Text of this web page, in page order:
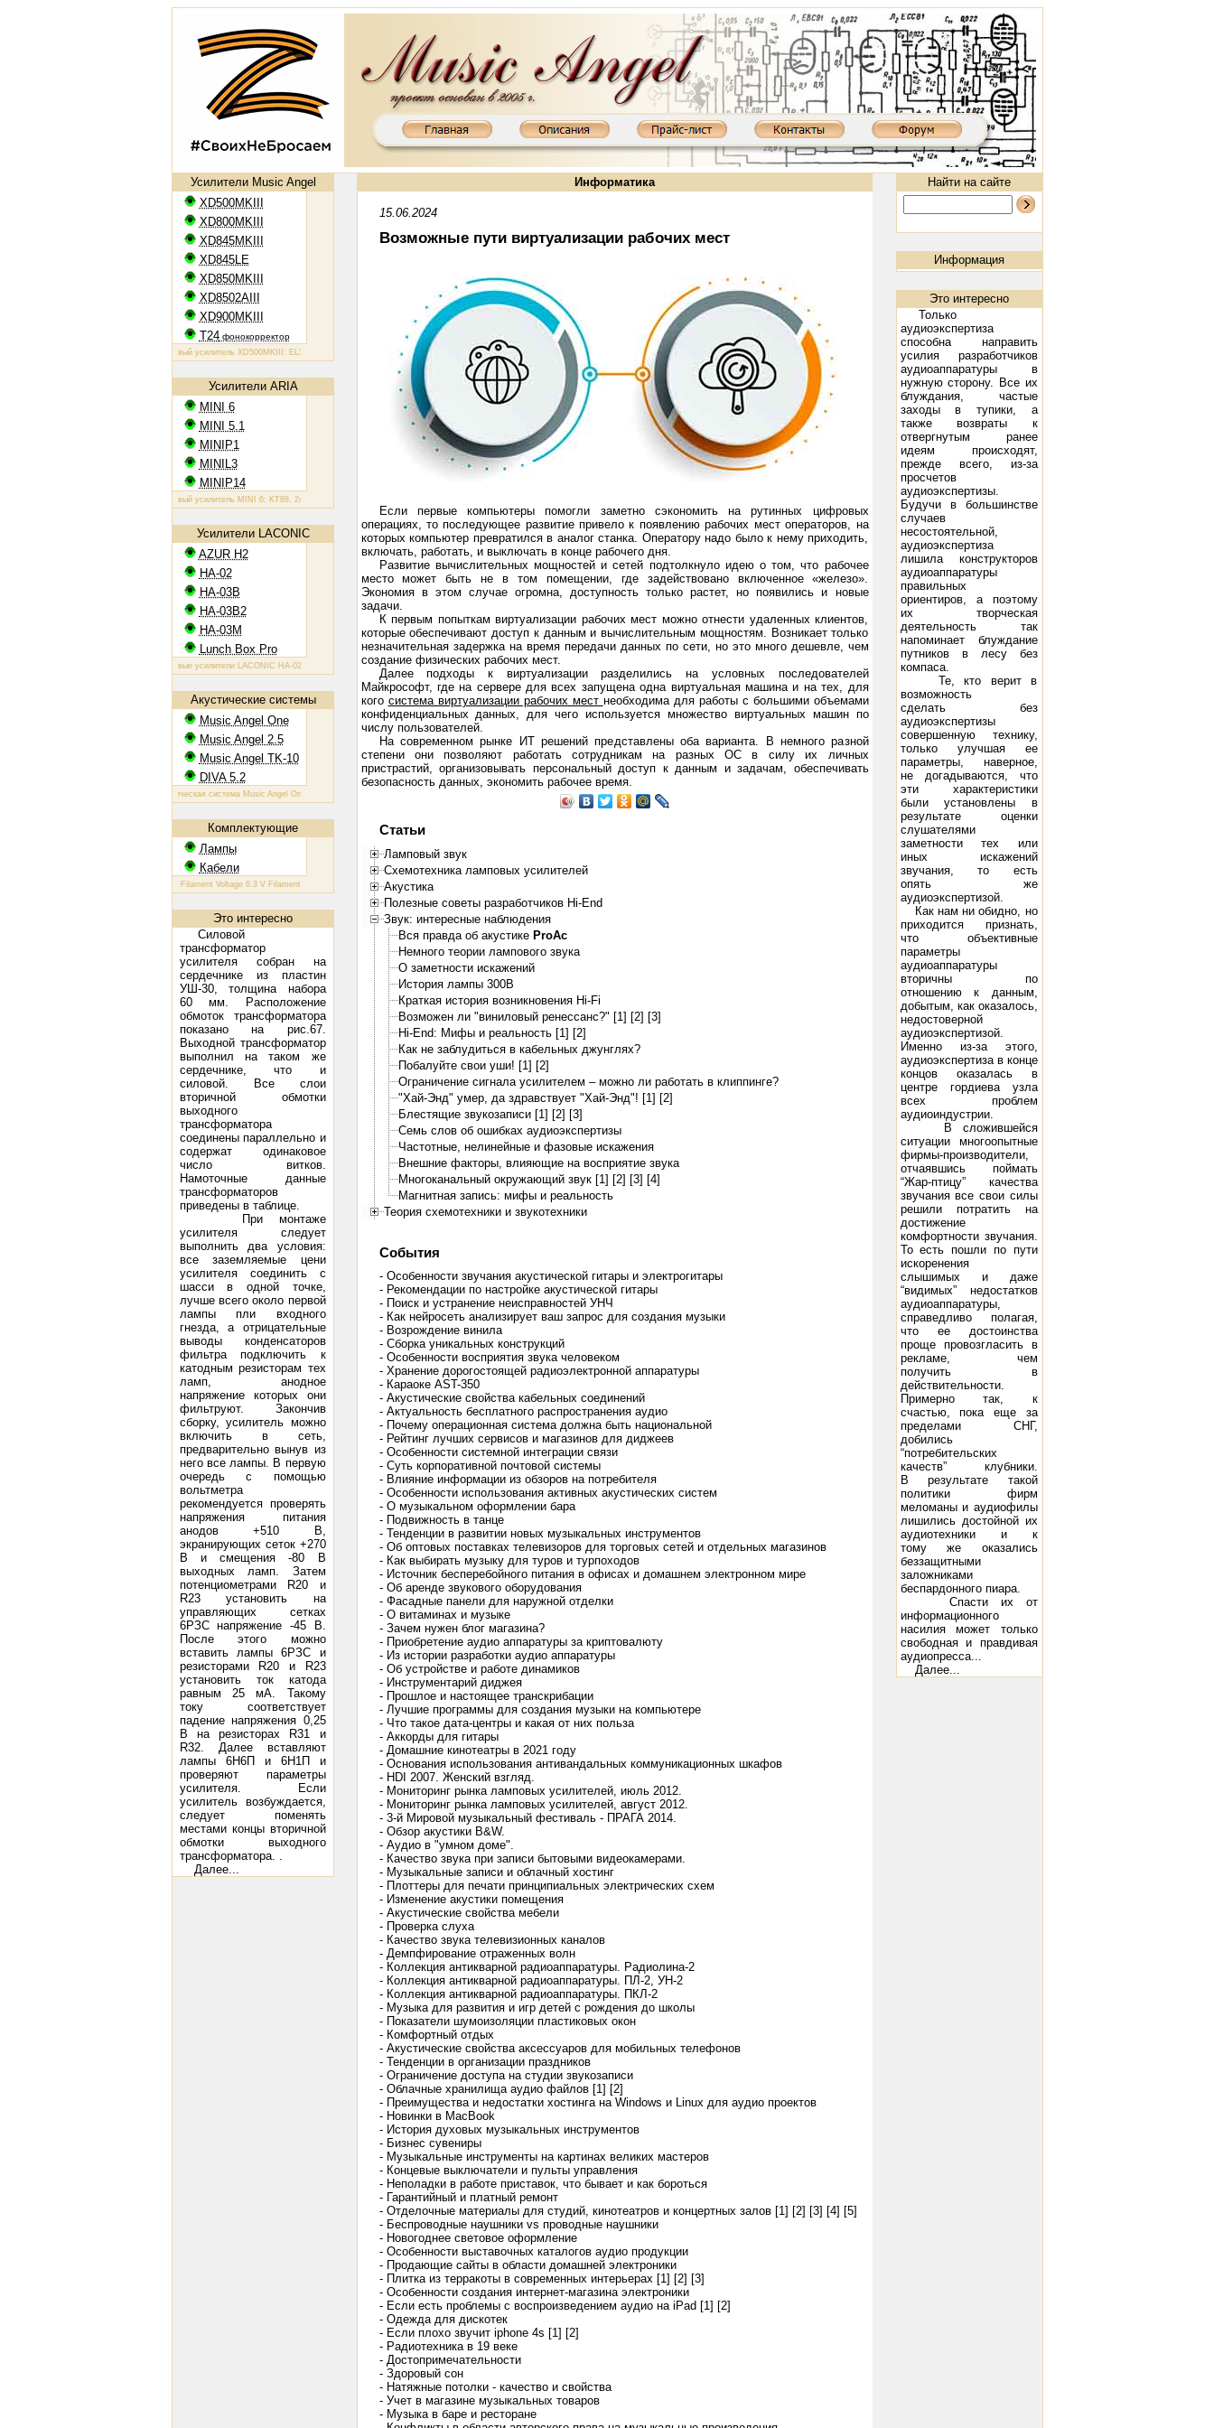
Усилители Music Angel
XD500MKIII
XD800MKIII
XD845MKIII
XD845LE
XD850MKIII
XD8502AIII
XD900MKIII
T24фонокорректор
Ламповый усилитель XD500MKIII: EL34, 2х50 Вт Ламповый усилитель XD800MKIII: KT88, 2х65 ВтЛамповый усилитель XD845MKIII: 845, 2х20 Вт Ламповый усилитель XD850MKIII: 300B, 2х9 Вт Ламповый усилитель XD8502AIII: 300B, 2х9 Вт
Усилители ARIA
MINI 6
MINI 5.1
MINIP1
MINIL3
MINIP14
Ламповый усилитель MINI 6: KT88, 2х60 Вт
Усилители LACONIC
AZUR H2
HA-02
HA-03B
HA-03B2
HA-03M
Lunch Box Pro
Ламповые усилители LACONIC HA-02,03B/B2/M: 6N6P, 2х1,2 Вт на 300 Ом
Акустические системы
Music Angel One
Music Angel 2.5
Music Angel TK-10
DIVA 5.2
Акустическая система Music Angel One: 20 - 100 Вт, 38 Гц - 30 кГц, 86 Дб/Вт/м Акустическая система Music Angel 2.5: 20 - 200 Вт, 20 Гц - 30 кГц, 86 Дб/Вт/м Акустическая система Music Angel TK-10: 10 - 250 Вт, 45 Гц - 22 кГц, 8 Ом, 97 дБ/Вт/м
Комплектующие
Лампы
Кабели
КТ 88: Filament Voltage 6.3 V Filament Current 1.6 A Plate Voltage (max) 800 V Plate Current (max) 230 mA Plate Dissipation (max) 40 W 845: D.C. Plate Voltage 1250 D.C. Grid Voltage -98 Peak A.F. Grid Voltage 93 D.C. Plate Current (ma.) 95 Power Output (watts) 15 21
Это интересно
Силовой
трансформатор
усилителя собран на
сердечнике из пластин
УШ-30, толщина набора
60 мм. Расположение
обмоток трансформатора
показано на рис.67.
Выходной трансформатор
выполнил на таком же
сердечнике, что и
силовой. Все слои
вторичной обмотки
выходного
трансформатора
соединены параллельно и
содержат одинаковое
число витков.
Намоточные данные
трансформаторов
приведены в таблице.
При монтаже
усилителя следует
выполнить два условия:
все заземляемые цени
усилителя соединить с
шасси в одной точке,
лучше всего около первой
лампы пли входного
гнезда, а отрицательные
выводы конденсаторов
фильтра подключить к
катодным резисторам тех
ламп, анодное
напряжение которых они
фильтруют. Закончив
сборку, усилитель можно
включить в сеть,
предварительно вынув из
него все лампы. В первую
очередь с помощью
вольтметра
рекомендуется проверять
напряжения питания
анодов +510 В,
экранирующих сеток +270
В и смещения -80 В
выходных ламп. Затем
потенциометрами R20 и
R23 установить на
управляющих сетках
6РЗС напряжение -45 В.
После этого можно
вставить лампы 6РЗС и
резисторами R20 и R23
установить ток катода
равным 25 мА. Такому
току соответствует
падение напряжения 0,25
В на резисторах R31 и
R32. Далее вставляют
лампы 6Н6П и 6Н1П и
проверяют параметры
усилителя. Если
усилитель возбуждается,
следует поменять
местами концы вторичной
обмотки выходного
трансформатора. .
Далее...
Информатика
15.06.2024
Возможные пути виртуализации рабочих мест
Если первые компьютеры помогли заметно сэкономить на рутинных цифровых
операциях, то последующее развитие привело к появлению рабочих мест операторов, на
которых компьютер превратился в аналог станка. Оператору надо было к нему приходить,
включать, работать, и выключать в конце рабочего дня.
Развитие вычислительных мощностей и сетей подтолкнуло идею о том, что рабочее
место может быть не в том помещении, где задействовано включенное «железо».
Экономия в этом случае огромна, доступность только растет, но появились и новые
задачи.
К первым попыткам виртуализации рабочих мест можно отнести удаленных клиентов,
которые обеспечивают доступ к данным и вычислительным мощностям. Возникает только
незначительная задержка на время передачи данных по сети, но это много дешевле, чем
создание физических рабочих мест.
Далее подходы к виртуализации разделились на условных последователей
Майкрософт, где на сервере для всех запущена одна виртуальная машина и на тех, для
кого система виртуализации рабочих мест необходима для работы с большими объемами
конфиденциальных данных, для чего используется множество виртуальных машин по
числу пользователей.
На современном рынке ИТ решений представлены оба варианта. В немного разной
степени они позволяют работать сотрудникам на разных ОС в силу их личных
пристрастий, организовывать персональный доступ к данным и задачам, обеспечивать
безопасность данных, экономить рабочее время.
Статьи
Ламповый звук
Схемотехника ламповых усилителей
Акустика
Полезные советы разработчиков Hi-End
Звук: интересные наблюдения
Вся правда об акустике ProAc
Немного теории лампового звука
О заметности искажений
История лампы 300B
Краткая история возникновения Hi-Fi
Возможен ли "виниловый ренессанс?" [1] [2] [3]
Hi-End: Мифы и реальность [1] [2]
Как не заблудиться в кабельных джунглях?
Побалуйте свои уши! [1] [2]
Ограничение сигнала усилителем – можно ли работать в клиппинге?
"Хай-Энд" умер, да здравствует "Хай-Энд"! [1] [2]
Блестящие звукозаписи [1] [2] [3]
Семь слов об ошибках аудиоэкспертизы
Частотные, нелинейные и фазовые искажения
Внешние факторы, влияющие на восприятие звука
Многоканальный окружающий звук [1] [2] [3] [4]
Магнитная запись: мифы и реальность
Теория схемотехники и звукотехники
События
- Особенности звучания акустической гитары и электрогитары
- Рекомендации по настройке акустической гитары
- Поиск и устранение неисправностей УНЧ
- Как нейросеть анализирует ваш запрос для создания музыки
- Возрождение винила
- Сборка уникальных конструкций
- Особенности восприятия звука человеком
- Хранение дорогостоящей радиоэлектронной аппаратуры
- Караоке AST-350
- Акустические свойства кабельных соединений
- Актуальность бесплатного распространения аудио
- Почему операционная система должна быть национальной
- Рейтинг лучших сервисов и магазинов для диджеев
- Особенности системной интеграции связи
- Суть корпоративной почтовой системы
- Влияние информации из обзоров на потребителя
- Особенности использования активных акустических систем
- О музыкальном оформлении бара
- Подвижность в танце
- Тенденции в развитии новых музыкальных инструментов
- Об оптовых поставках телевизоров для торговых сетей и отдельных магазинов
- Как выбирать музыку для туров и турпоходов
- Источник бесперебойного питания в офисах и домашнем электронном мире
- Об аренде звукового оборудования
- Фасадные панели для наружной отделки
- О витаминах и музыке
- Зачем нужен блог магазина?
- Приобретение аудио аппаратуры за криптовалюту
- Из истории разработки аудио аппаратуры
- Об устройстве и работе динамиков
- Инструментарий диджея
- Прошлое и настоящее транскрибации
- Лучшие программы для создания музыки на компьютере
- Что такое дата-центры и какая от них польза
- Аккорды для гитары
- Домашние кинотеатры в 2021 году
- Основания использования антивандальных коммуникационных шкафов
- HDI 2007. Женский взгляд.
- Мониторинг рынка ламповых усилителей, июль 2012.
- Мониторинг рынка ламповых усилителей, август 2012.
- 3-й Мировой музыкальный фестиваль - ПРАГА 2014.
- Обзор акустики B&W.
- Аудио в "умном доме".
- Качество звука при записи бытовыми видеокамерами.
- Музыкальные записи и облачный хостинг
- Плоттеры для печати принципиальных электрических схем
- Изменение акустики помещения
- Акустические свойства мебели
- Проверка слуха
- Качество звука телевизионных каналов
- Демпфирование отраженных волн
- Коллекция антикварной радиоаппаратуры. Радиолина-2
- Коллекция антикварной радиоаппаратуры. ПЛ-2, УН-2
- Коллекция антикварной радиоаппаратуры. ПКЛ-2
- Музыка для развития и игр детей с рождения до школы
- Показатели шумоизоляции пластиковых окон
- Комфортный отдых
- Акустические свойства аксессуаров для мобильных телефонов
- Тенденции в организации праздников
- Ограничение доступа на студии звукозаписи
- Облачные хранилища аудио файлов [1] [2]
- Преимущества и недостатки хостинга на Windows и Linux для аудио проектов
- Новинки в MacBook
- История духовых музыкальных инструментов
- Бизнес сувениры
- Музыкальные инструменты на картинах великих мастеров
- Концевые выключатели и пульты управления
- Неполадки в работе приставок, что бывает и как бороться
- Гарантийный и платный ремонт
- Отделочные материалы для студий, кинотеатров и концертных залов [1] [2] [3] [4] [5]
- Беспроводные наушники vs проводные наушники
- Новогоднее световое оформление
- Особенности выставочных каталогов аудио продукции
- Продающие сайты в области домашней электроники
- Плитка из терракоты в современных интерьерах [1] [2] [3]
- Особенности создания интернет-магазина электроники
- Если есть проблемы с воспроизведением аудио на iPad [1] [2]
- Одежда для дискотек
- Если плохо звучит iphone 4s [1] [2]
- Радиотехника в 19 веке
- Достопримечательности
- Здоровый сон
- Натяжные потолки - качество и свойства
- Учет в магазине музыкальных товаров
- Музыка в баре и ресторане
Найти на сайте
Информация
Это интересно
Только
аудиоэкспертиза
способна направить
усилия разработчиков
аудиоаппаратуры в
нужную сторону. Все их
блуждания, частые
заходы в тупики, а
также возвраты к
отвергнутым ранее
идеям происходят,
прежде всего, из-за
просчетов
аудиоэкспертизы.
Будучи в большинстве
случаев
несостоятельной,
аудиоэкспертиза
лишила конструкторов
аудиоаппаратуры
правильных
ориентиров, а поэтому
их творческая
деятельность так
напоминает блуждание
путников в лесу без
компаса.
Те, кто верит в
возможность
сделать без
аудиоэкспертизы
совершенную технику,
только улучшая ее
параметры, наверное,
не догадываются, что
эти характеристики
были установлены в
результате оценки
слушателями
заметности тех или
иных искажений
звучания, то есть
опять же
аудиоэкспертизой.
Как нам ни обидно, но
приходится признать,
что объективные
параметры
аудиоаппаратуры
вторичны по
отношению к данным,
добытым, как оказалось,
недостоверной
аудиоэкспертизой.
Именно из-за этого,
аудиоэкспертиза в конце
концов оказалась в
центре гордиева узла
всех проблем
аудиоиндустрии.
В сложившейся
ситуации многоопытные
фирмы-производители,
отчаявшись поймать
“Жар-птицу” качества
звучания все свои силы
решили потратить на
достижение
комфортности звучания.
То есть пошли по пути
искоренения
слышимых и даже
“видимых” недостатков
аудиоаппаратуры,
справедливо полагая,
что ее достоинства
проще провозгласить в
рекламе, чем
получить в
действительности.
Примерно так, к
счастью, пока еще за
пределами СНГ,
добились
“потребительских
качеств” клубники.
В результате такой
политики фирм
меломаны и аудиофилы
лишились достойной их
аудиотехники и к
тому же оказались
беззащитными
заложниками
беспардонного пиара.
Спасти их от
информационного
насилия может только
свободная и правдивая
аудиопресса...
Далее...